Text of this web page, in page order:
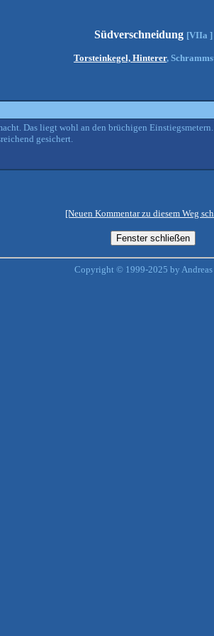
Südverschneidung [VIIa ]
Torsteinkegel, Hinterer,
Das liegt wohl an den brüchigen
gesichert.
[Neuen Kommentar zu diesem Weg
Copyright © 1999-2025 by